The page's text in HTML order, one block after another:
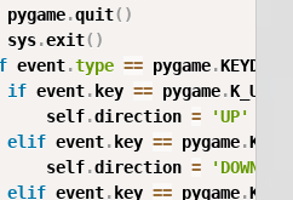
pygame
.quit( )
sys
.exit( )
event.type == pygame.KEYDOWN
if event. key == pygame.K_UP
self
.direction =
'UP'
elif event. key == pygame.
self
.direction =
'DOWN'
elif event. key == pygame.